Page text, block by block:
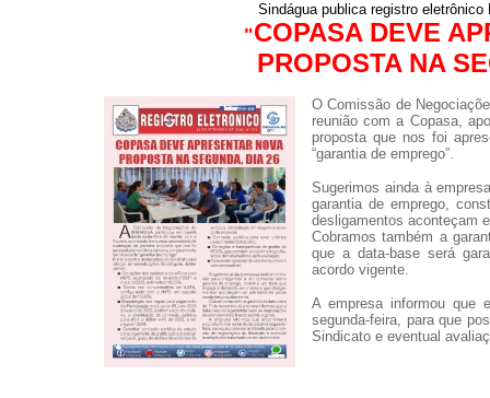
Sindágua publica registro
"COPASA DEVE
PROPOSTA NA
OComissão de
reunião com a Copasa,
proposta que nos foi
“garantia de emprego”.
Sugerimos ainda à
garantia de emprego,
desligamentos aconteçam
Cobramos também a
que a data-base será
acordo vigente.
A empresa informou que
segunda-feira, para que
Sindicato e eventual